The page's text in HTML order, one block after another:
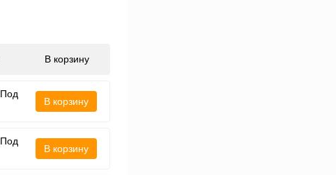
В корзину
Под
В корзину
Под
В корзину